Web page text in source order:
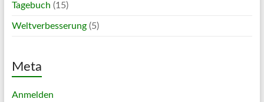
Tagebuch (15)
Weltverbesserung(5)
Meta
Anmelden